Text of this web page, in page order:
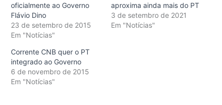
oficialmente ao Governo
Flávio Dino
23 de setembro de 2015
Em "Notícias"
aproxima ainda mais do PT
3 de setembro de 2021
Em "Notícias"
Corrente CNB quer o PT
integrado ao Governo
6 de novembro de 2015
Em "Notícias"